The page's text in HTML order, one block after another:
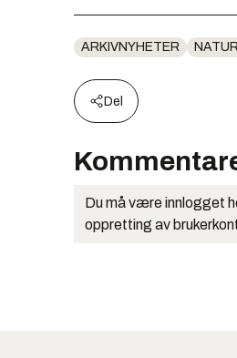
ARKIVNYHETER
Del
Du må være innlogget
oppretting av